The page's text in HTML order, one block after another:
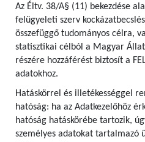
Az Éltv. 38/A§ (11) bekezdése
felügyeleti szerv
összefüggő tudományos célra,
statisztikai célból a Magyar
részére hozzáférést biztosít a
adatokhoz.
Hatáskörrel és illetékességgel
hatóság: ha az Adatkezelőhöz
hatóság hatáskörébe tartozik,
személyes adatokat tartalmazó